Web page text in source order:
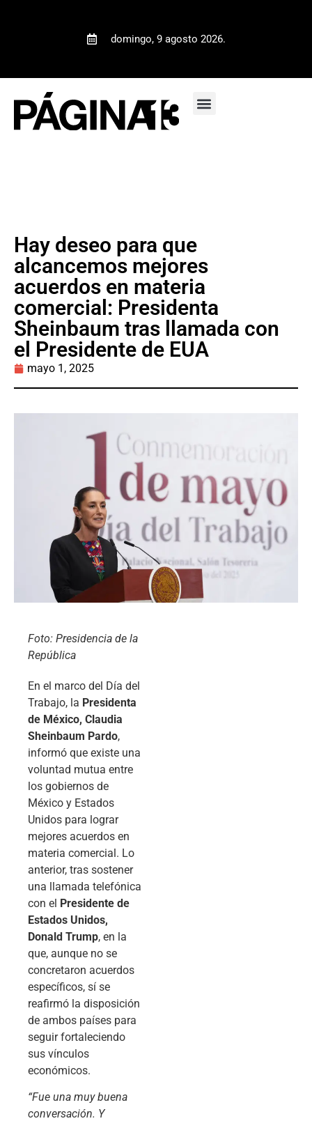
domingo, 9 agosto 2026.
Hay deseo para que
alcancemos mejores
acuerdos en materia
comercial: Presidenta
Sheinbaum tras llamada con
el Presidente de EUA
mayo 1, 2025
Foto: Presidencia de la
República
En el marco del Día del
Trabajo, la Presidenta
de México, Claudia
Sheinbaum Pardo,
informó que existe una
voluntad mutua entre
los gobiernos de
México y Estados
Unidos para lograr
mejores acuerdos en
materia comercial. Lo
anterior, tras sostener
una llamada telefónica
con el Presidente de
Estados Unidos,
Donald Trump, en la
que, aunque no se
concretaron acuerdos
específicos, sí se
reafirmó la disposición
de ambos países para
seguir fortaleciendo
sus vínculos
económicos.
“Fue una muy buena
conversación. Y